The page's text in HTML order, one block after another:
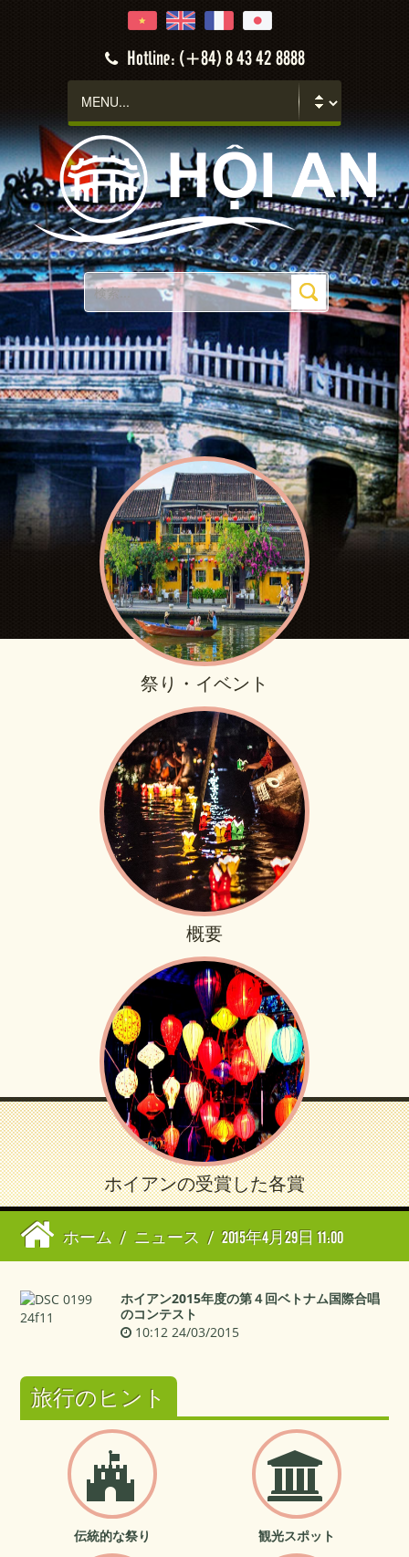
Hotline: (+84) 8 43 42 8888
祭り・イベント
概要
ホイアンの受賞した各賞
ホーム / ニュース / 2015年4月29日 11:00
ホイアン2015年度の第４回ベトナム国際合唱
のコンテスト
10:12 24/03/2015
旅行のヒント
伝統的な祭り 観光スポット